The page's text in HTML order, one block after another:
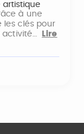
artistique
à une
les clés pour
activité…
Lire